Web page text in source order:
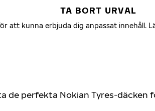
TA BORT URVAL
att kunna erbjuda dig anpassat innehåll.
de perfekta Nokian Tyres-däcken